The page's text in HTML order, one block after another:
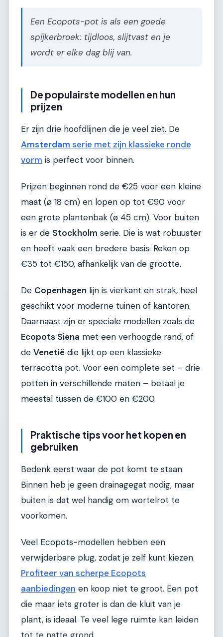
Een Ecopots-pot is als een goede
spijkerbroek: tijdloos, slijtvast en je
wordt er elke dag blij van.
De populairste modellen en hun
prijzen
Er zijn drie hoofdlijnen die je veel ziet. De
Amsterdam serie met zijn klassieke ronde
vorm is perfect voor binnen.
Prijzen beginnen rond de €25 voor een kleine
maat (ø 18 cm) en lopen op tot €90 voor
een grote plantenbak (ø 45 cm). Voor buiten
is er de Stockholm serie. Die is wat robuuster
en heeft vaak een bredere basis. Reken op
€35 tot €150, afhankelijk van de grootte.
De Copenhagen lijn is vierkant en strak, heel
geschikt voor moderne tuinen of kantoren.
Daarnaast zijn er speciale modellen zoals de
Ecopots Siena met een verhoogde rand, of
de Venetië die lijkt op een klassieke
terracotta pot. Voor een complete set – drie
potten in verschillende maten – betaal je
meestal tussen de €100 en €200.
Praktische tips voor het kopen en
gebruiken
Bedenk eerst waar de pot komt te staan.
Binnen heb je geen drainagegat nodig, maar
buiten is dat wel handig om wortelrot te
voorkomen.
Veel Ecopots-modellen hebben een
verwijderbare plug, zodat je zelf kunt kiezen.
Profiteer van scherpe Ecopots
aanbiedingen en koop niet te groot. Een pot
die maar iets groter is dan de kluit van je
plant, is ideaal. Te veel lege ruimte kan leiden